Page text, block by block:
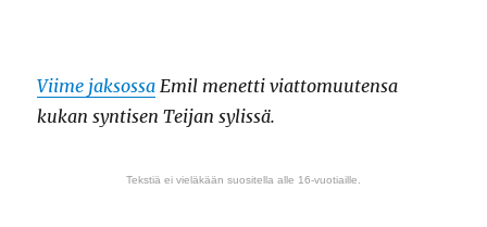
Viime jaksossa Emil menetti viattomuutensa
kukan syntisen Teijan sylissä.
Tekstiä ei vieläkään suositella alle 16-vuotiaille.